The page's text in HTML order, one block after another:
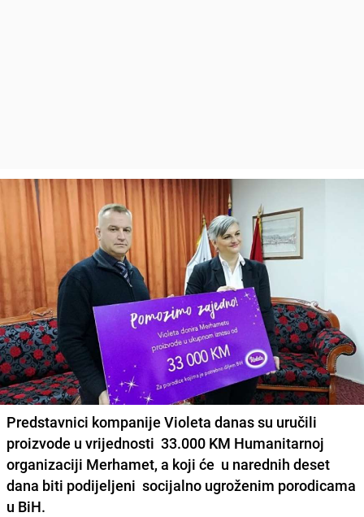
Predstavnici kompanije Violeta danas su uručili
proizvode u vrijednosti 33.000 KM Humanitarnoj
organizaciji Merhamet, a koji će u narednih deset
dana biti podijeljeni socijalno ugroženim porodicama
u BiH.